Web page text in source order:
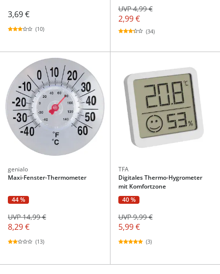
3,69 €
(10)
2,99 €
UVP 4,99 €
(34)
genialo
Maxi-Fenster-Thermometer
44 %
8,29 €
UVP 14,99 €
(13)
TFA
Digitales Thermo-Hygrometer
mit Komfortzone
40 %
5,99 €
UVP 9,99 €
(3)